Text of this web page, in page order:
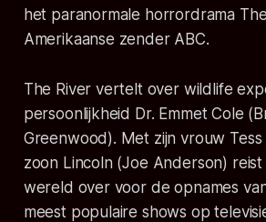
het paranormale horrordrama
Amerikaanse zender ABC.
The River vertelt over wildlife
persoonlijkheid Dr. Emmet Cole
Greenwood). Met zijn vrouw
zoon Lincoln (Joe Anderson) reist
wereld over voor de opnames
meest populaire shows op